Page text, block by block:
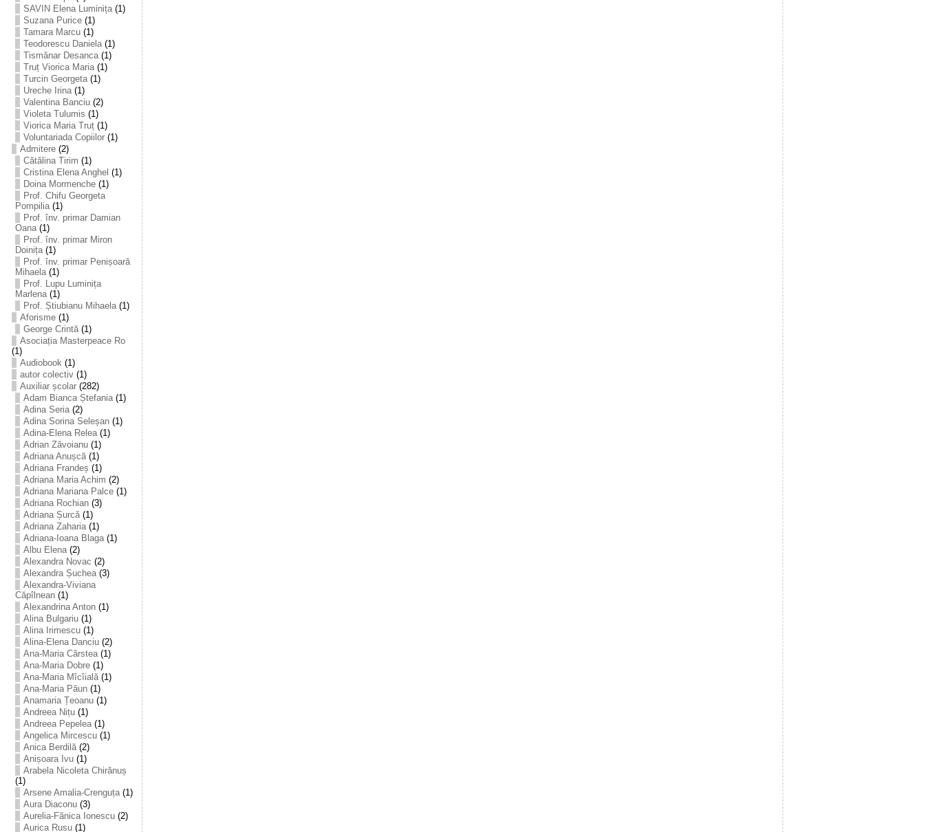
SAVIN Elena Luminița(1)
Suzana Purice(1)
Tamara Marcu(1)
Teodorescu Daniela(1)
Tismănar Desanca(1)
Truț Viorica Maria(1)
Turcin Georgeta(1)
Ureche Irina(1)
Valentina Banciu(2)
Violeta Tulumis (1)
Viorica Maria Truț(1)
Voluntariada Copiilor(1)
Admitere(2)
Cătălina Tirim (1)
Cristina Elena Anghel (1)
Doina Mormenche(1)
Prof. Chifu Georgeta
Pompilia(1)
Prof. înv. primar Damian
Oana(1)
Prof. înv. primar Miron
Doinița(1)
Prof. înv. primar Penișoară
Mihaela(1)
Prof. Lupu Luminița
Marlena(1)
Prof. Știubianu Mihaela(1)
Aforisme(1)
George Crintă(1)
Asociația Masterpeace Ro
(1)
Audiobook(1)
autor colectiv(1)
Auxiliar școlar(282)
Adam Bianca Ștefania(1)
Adina Seria(2)
Adina Sorina Seleșan(1)
Adina-Elena Relea(1)
Adrian Zăvoianu(1)
Adriana Anușcă(1)
Adriana Frandeș (1)
Adriana Maria Achim (2)
Adriana Mariana Palce(1)
Adriana Rochian(3)
Adriana Șurcă(1)
Adriana Zaharia(1)
Adriana-Ioana Blaga(1)
Albu Elena(2)
Alexandra Novac (2)
Alexandra Șuchea(3)
Alexandra-Viviana
Căpîlnean(1)
Alexandrina Anton(1)
Alina Bulgariu(1)
Alina Irimescu(1)
Alina-Elena Danciu(2)
Ana-Maria Cârstea(1)
Ana-Maria Dobre(1)
Ana-Maria Mîcîială(1)
Ana-Maria Păun(1)
Anamaria Țeoanu(1)
Andreea Nițu(1)
Andreea Pepelea(1)
Angelica Mircescu(1)
Anica Berdilă(2)
Anișoara Ivu(1)
Arabela Nicoleta Chirănuș
(1)
Arsene Amalia-Crenguța(1)
Aura Diaconu(3)
Aurelia-Fănica Ionescu(2)
Aurica Rusu(1)